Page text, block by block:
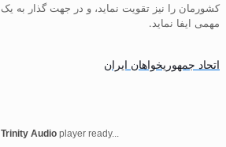
کشورمان را نیز تقویت نماید، و در جهت گذار به یک
مهمی ایفا نماید.
اتحاد جمهوریخواهان ایران
Trinity Audio player ready...